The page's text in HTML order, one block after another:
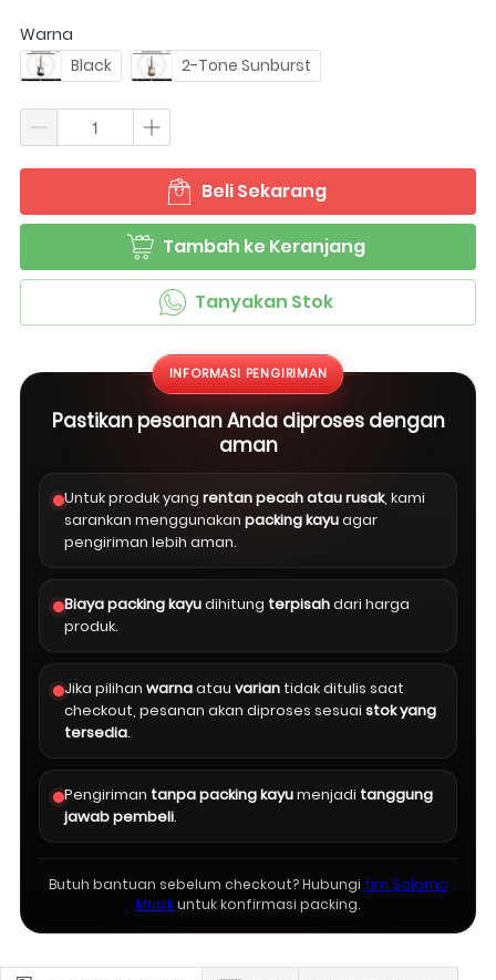
Warna
Black
2-Tone Sunburst
` Beli Sekarang
` Tambah ke Keranjang
` Tanyakan Stok
INFORMASI PENGIRIMAN
Pastikan pesanan Anda diproses dengan
aman
Untuk produk yang rentan pecah atau rusak, kami
sarankan menggunakan packing kayuagar
pengiriman lebih aman.
Biaya packing kayudihitung terpisahdari harga
produk.
Jika pilihan warnaatau varian tidak ditulis saat
checkout, pesanan akan diproses sesuai stok yang
tersedia.
Pengiriman tanpa packing kayumenjadi tanggung
jawab pembeli.
Butuh bantuan sebelum checkout? Hubungi tim Salomo
Musikuntuk konfirmasi packing.